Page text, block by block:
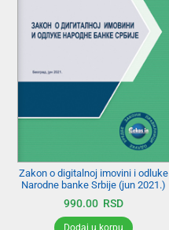
Zakon o digitalnoj imovini i odluke
Narodne banke Srbije (jun 2021.)
990.00 RSD
Dodaj u korpu